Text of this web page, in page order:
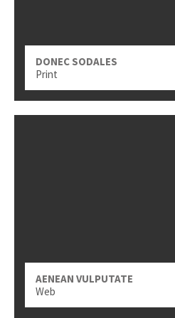
DONEC SODALES
Print
AENEAN VULPUTATE
Web